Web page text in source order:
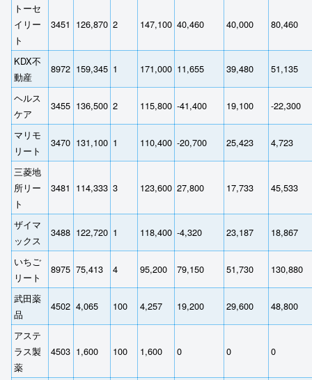
トーセ
イリー
ト
3451 126,870 2 147,100 40,460 40,000 80,460
KDX不
動産
8972 159,345 1 171,000 11,655 39,480 51,135
ヘルス
ケア
3455 136,500 2 115,800 -41,400 19,100 -22,300
マリモ
リート
3470 131,100 1 110,400 -20,700 25,423 4,723
三菱地
所リー
ト
3481 114,333 3 123,600 27,800 17,733 45,533
ザイマ
ックス
3488 122,720 1 118,400 -4,320 23,187 18,867
いちご
リート
8975 75,413 4 95,200 79,150 51,730 130,880
武田薬
品
4502 4,065 100 4,257 19,200 29,600 48,800
アステ
ラス製
薬
4503 1,600 100 1,600 0 0 0